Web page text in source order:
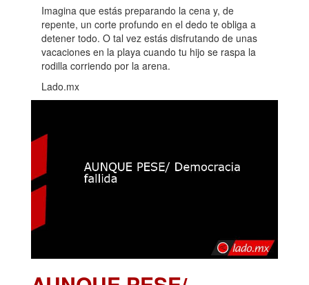
Imagina que estás preparando la cena y, de
repente, un corte profundo en el dedo te obliga a
detener todo. O tal vez estás disfrutando de unas
vacaciones en la playa cuando tu hijo se raspa la
rodilla corriendo por la arena.
Lado.mx